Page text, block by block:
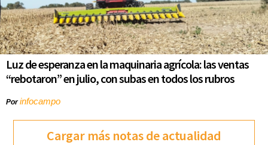
Luz de esperanza en la maquinaria agrícola: las ventas
“rebotaron” en julio, con subas en todos los rubros
Porinfocampo
Cargar más notas de actualidad